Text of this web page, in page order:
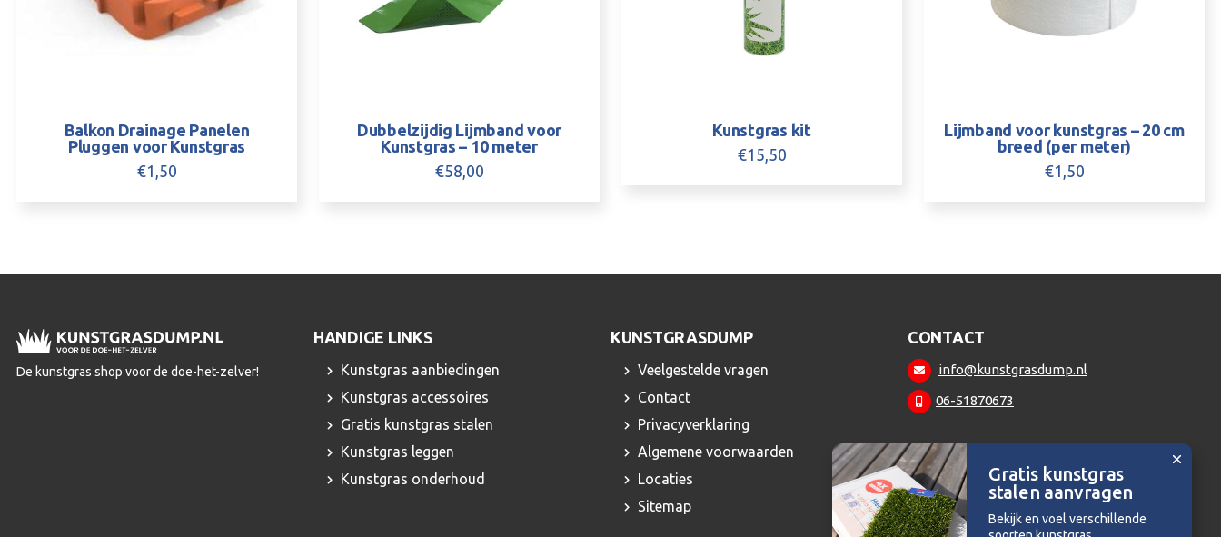
Balkon Drainage Panelen
Pluggen voor Kunstgras
€1,50
Dubbelzijdig Lijmband voor
Kunstgras – 10 meter
€58,00
Kunstgras kit
€15,50
Lijmband voor kunstgras – 20 cm
breed (per meter)
€1,50
De kunstgras shop voor de doe-het-zelver!
HANDIGE LINKS
Kunstgras aanbiedingen
Kunstgras accessoires
Gratis kunstgras stalen
Kunstgras leggen
Kunstgras onderhoud
KUNSTGRASDUMP
Veelgestelde vragen
Contact
Privacyverklaring
Algemene voorwaarden
Locaties
Sitemap
CONTACT
info@kunstgrasdump.nl
06-51870673
Gratis kunstgras
stalen aanvragen
Bekijk en voel verschillende